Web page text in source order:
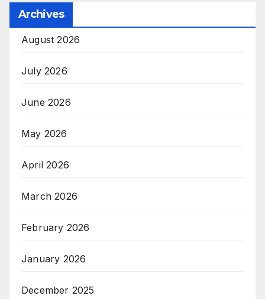
Archives
August 2026
July 2026
June 2026
May 2026
April 2026
March 2026
February 2026
January 2026
December 2025